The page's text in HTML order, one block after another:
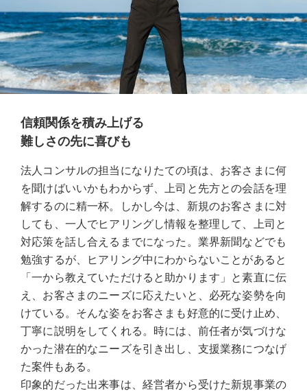
信頼関係を積み上げる
難しさの先に喜びも
法人コンサルの担当になりたての頃は、お客さまに何
を聞けばいいかもわからず、上司と先方との会話を理
解するのに精一杯。しかし今は、新規のお客さまに対
しても、一人でヒアリングし情報を整理して、上司と
対応策を話し合えるまでになった。業界新聞などでも
勉強するが、ヒアリング中にわからないことがあると
「一から教えていただけると助かります」と素直に伝
え、お客さまのニーズに応えたいと、必死な姿勢を向
けている。そんな姿をお客さまも好意的に受け止め、
丁寧に説明をしてくれる。時には、前任者が気づけな
かった潜在的なニーズを引き出し、支援業務につなげ
た案件もある。
印象的だった出来事は、経営者から受けた新規事業の